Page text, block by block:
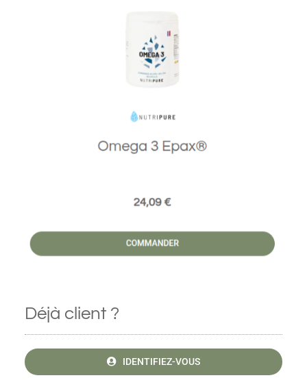
Déjà client ?
IDENTIFIEZ-VOUS